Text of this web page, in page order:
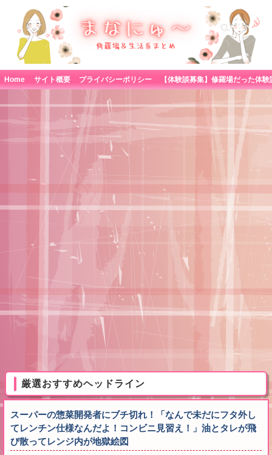
Home サイト概要 プライバシーポリシー
厳選おすすめヘッドライン
スーパーの惣菜開発者にブチ切れ！「なんで未だにフタ外し
てレンチン仕様なんだよ！コンビニ見習え！」油とタレが飛
び散ってレンジ内が地獄絵図